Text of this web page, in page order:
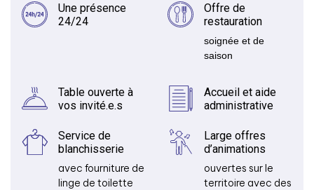
Une présence
24/24
Offre de
restauration
soignée et de
saison
Table ouverte à
vos invité.e.s
Accueil et aide
administrative
Service de
blanchisserie
avec fourniture de
linge de toilette
Large offres
d’animations
ouvertes sur le
territoire avec des